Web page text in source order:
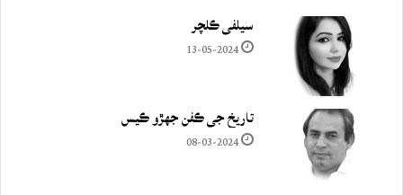
سيلفي ڪلچر
13-05-2024
تاريخ جي ڪفن جھڙو ڪيس
08-03-2024